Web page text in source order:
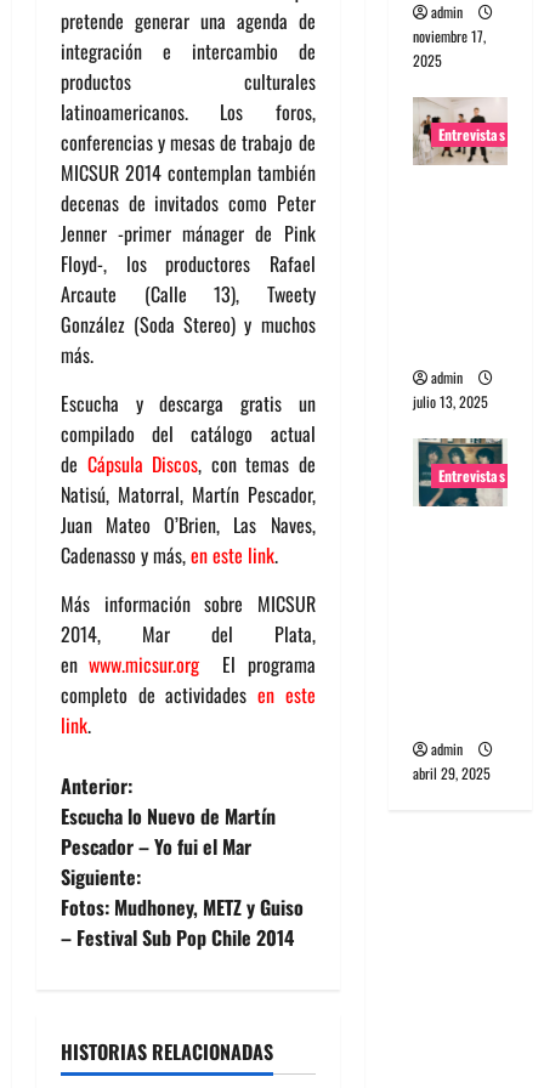
pretende generar una agenda de
integración e intercambio de
productos culturales
latinoamericanos. Los foros,
conferencias y mesas de trabajo de
MICSUR 2014 contemplan también
decenas de invitados como Peter
Jenner -primer mánager de Pink
Floyd-, los productores Rafael
Arcaute (Calle 13), Tweety
González (Soda Stereo) y muchos
más.
Escucha y descarga gratis un
compilado del catálogo actual
de Cápsula Discos, con temas de
Natisú, Matorral, Martín Pescador,
Juan Mateo O’Brien, Las Naves,
Cadenasso y más,en este link.
Más información sobre MICSUR
2014, Mar del Plata,
enwww.micsur.org El programa
completo de actividades en este
link.
N
a
v
e
a
Anterior:
Escucha lo Nuevo de Martín
Pescador – Yo fui el Mar
Siguiente:
Fotos: Mudhoney, METZ y Guiso
– Festival Sub Pop Chile 2014
HISTORIAS RELACIONADAS
admin
noviembre 17,
2025
Entrevistas
admin
julio 13, 2025
Entrevistas
admin
abril 29, 2025